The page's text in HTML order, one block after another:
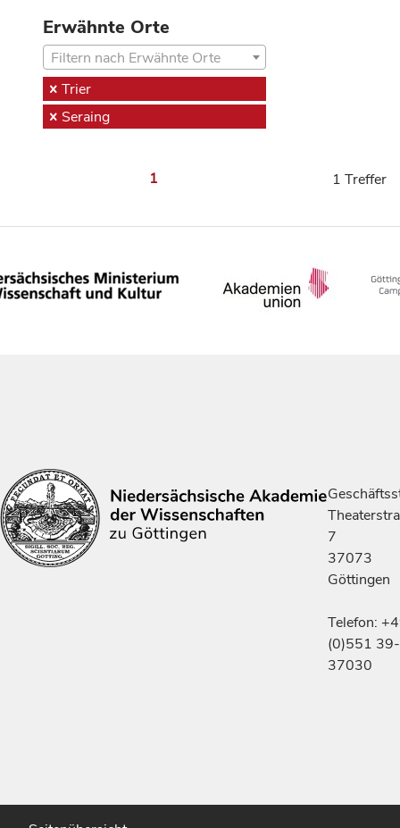
Erwähnte Orte
Filtern nach Erwähnte Orte
Trier
Seraing
1 1 Treffer
7
37073
Göttingen
Telefon:
(0)551 39-
37030